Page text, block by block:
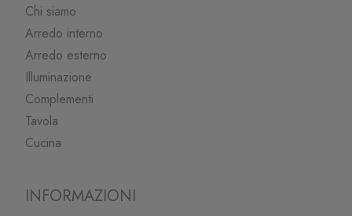
Chi siamo
Arredo interno
Arredo esterno
Illuminazione
Complementi
Tavola
Cucina
INFORMAZIONI